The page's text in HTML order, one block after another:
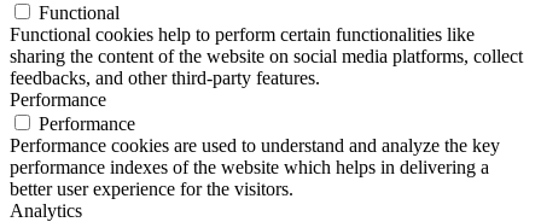
Functional
Functional cookies help to perform certain functionalities like
sharing the content of the website on social media platforms, collect
feedbacks, and other third-party features.
Performance
Performance
Performance cookies are used to understand and analyze the key
performance indexes of the website which helps in delivering a
better user experience for the visitors.
Analytics